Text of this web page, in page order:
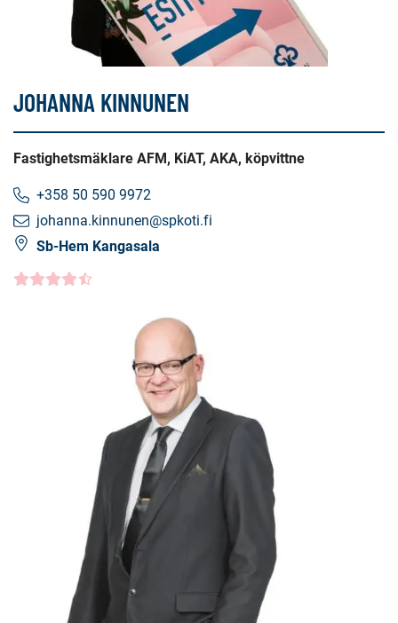
JOHANNA KINNUNEN
Fastighetsmäklare AFM, KiAT, AKA, köpvittne
+358 50 590 9972
johanna.kinnunen@spkoti.fi
Sb-Hem Kangasala
Kundbetyg